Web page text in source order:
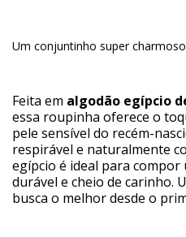
Um conjuntinho super
Feita em algodão egípcio
essa roupinha oferece o
pele sensível do recém-
respirável e naturalmente
egípcio é ideal para compor
durável e cheio de carinho.
busca o melhor desde o